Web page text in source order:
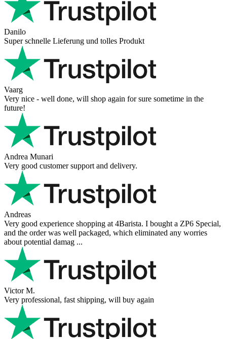
Danilo
Super schnelle Lieferung und tolles Produkt
Vaarg
Very nice - well done, will shop again for sure sometime in the
future!
Andrea Munari
Very good customer support and delivery.
Andreas
Very good experience shopping at 4Barista. I bought a ZP6 Special,
and the order was well packaged, which eliminated any worries
about potential damag ...
Victor M.
Very professional, fast shipping, will buy again